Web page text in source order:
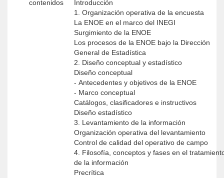
contenidos
Introducción
1. Organización operativa de la encuesta
La ENOE en el marco del INEGI
Surgimiento de la ENOE
Los procesos de la ENOE bajo la Dirección
General de Estadística
2. Diseño conceptual y estadístico
Diseño conceptual
- Antecedentes y objetivos de la ENOE
- Marco conceptual
Catálogos, clasificadores e instructivos
Diseño estadístico
3. Levantamiento de la información
Organización operativa del levantamiento
Control de calidad del operativo de campo
4. Filosofía, conceptos y fases en el
de la información
Precrítica